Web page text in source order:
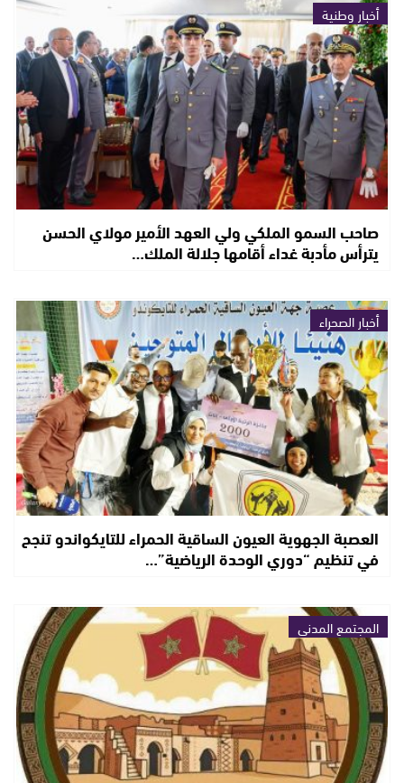
أخبار وطنية
صاحب السمو الملكي ولي العهد الأمير مولاي الحسن
يترأس مأدبة غداء أقامها جلالة الملك…
أخبار الصحراء
العصبة الجهوية العيون الساقية الحمراء للتايكواندو تنجح
في تنظيم “دوري الوحدة الرياضية”…
المجتمع المدني